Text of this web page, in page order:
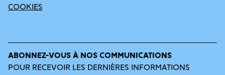
COOKIES
ABONNEZ-VOUS À NOS COMMUNICATIONS
POUR RECEVOIR LES DERNIÈRES INFORMATIONS